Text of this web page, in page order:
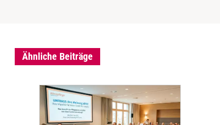
Ähnliche Beiträge